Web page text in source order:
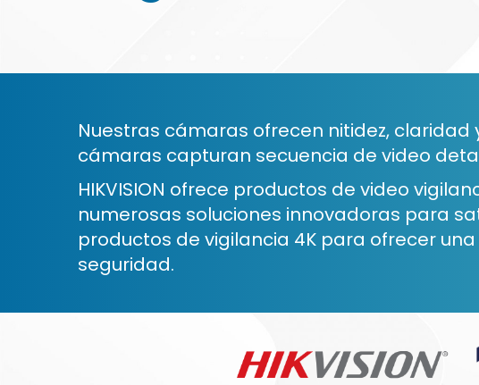
Nuestras cámaras ofrecen nitidez,
cámaras capturan secuencia de video
HIKVISION ofrece productos de video
numerosas soluciones innovadoras para
productos de vigilancia 4K para ofrecer
seguridad.